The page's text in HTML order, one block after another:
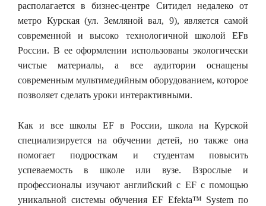
располагается в бизнес-центре Ситидел недалеко от
метро Курская (ул. Земляной вал, 9), является самой
современной и высоко технологичной школой EFв
России. В ее оформлении использованы экологически
чистые материалы, а все аудитории оснащены
современным мультимедийным оборудованием, которое
позволяет сделать уроки интерактивными.
Как и все школы EF в России, школа на Курской
специализируется на обучении детей, но также она
помогает подросткам и студентам повысить
успеваемость в школе или вузе. Взрослые и
профессионалы изучают английский с EF с помощью
уникальной системы обучения EF Efekta™ System по